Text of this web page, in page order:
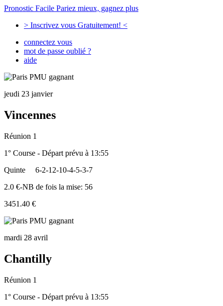
Pronostic Facile Pariez mieux, gagnez plus
> Inscrivez vous Gratuitement! <
connectez vous
mot de passe oublié ?
aide
jeudi 23 janvier
Vincennes
Réunion 1
1° Course - Départ prévu à 13:55
Quinte
6-2-12-10-4-5-3-7
2.0 €-NB de fois la mise: 56
3451.40 €
mardi 28 avril
Chantilly
Réunion 1
1° Course - Départ prévu à 13:55